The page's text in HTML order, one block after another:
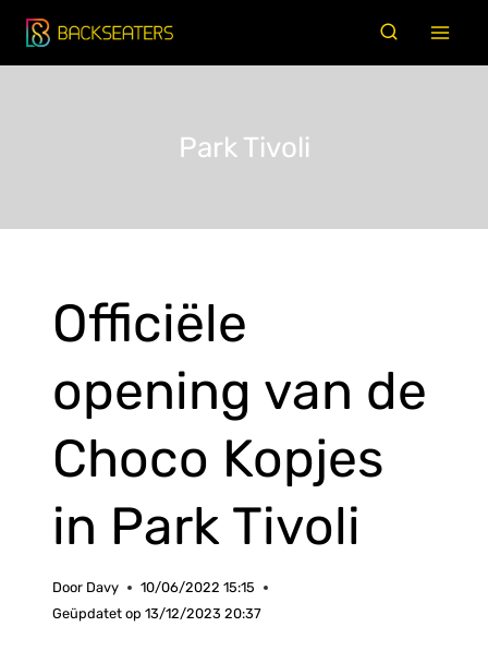
Doorgaan
naar
Park Tivoli
Officiële
opening van de
Choco Kopjes
in Park Tivoli
Door Davy
10/06/2022 15:15
Geüpdatet op 13/12/2023 20:37